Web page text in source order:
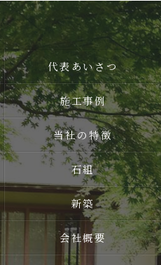
代表あいさつ
施工事例
当社の特徴
石組
新築
会社概要